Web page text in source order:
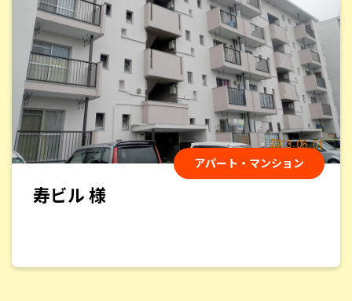
ず浅からずのコミュニケーション、礼儀正しさ、気持よ
い挨拶、いずれも素晴らしいものでした。
岩下敏文様
2025/2/11
総合評価：
屋根と外壁の塗装をお願いしました。見積りから完成ま
で、安心して任せることのできる会社です。もちろん、仕
上りもとても満足しています。
2024/12/12
min若葉 様
アパート・マンション